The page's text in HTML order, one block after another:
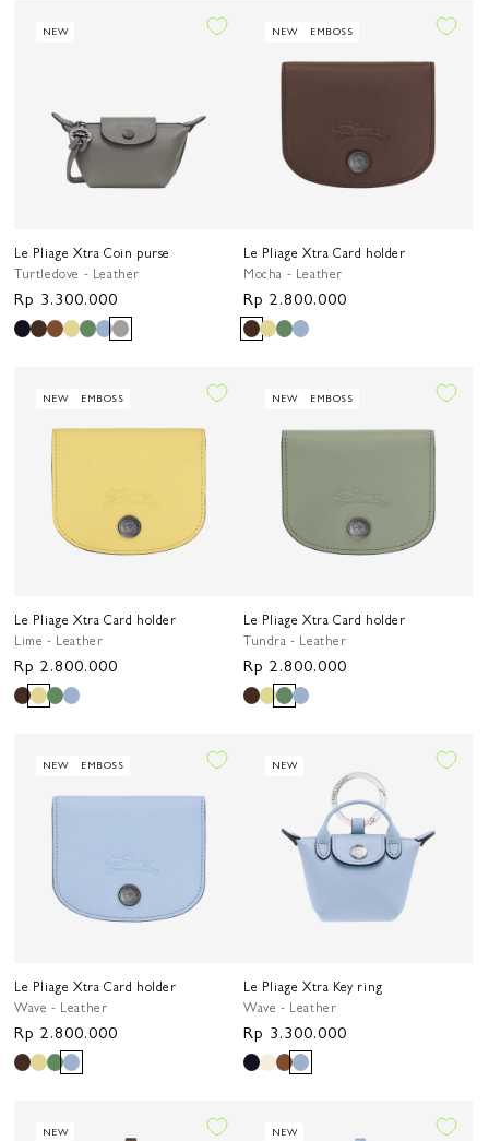
NEW
Le Pliage Xtra Coin purse
Turtledove - Leather
Harga
reguler
Rp 3.300.000
NEW EMBOSS
Le Pliage Xtra Card holder
Mocha - Leather
Harga
reguler
Rp 2.800.000
NEW EMBOSS
Le Pliage Xtra Card holder
Lime - Leather
Harga
reguler
Rp 2.800.000
NEW EMBOSS
Le Pliage Xtra Card holder
Tundra - Leather
Harga
reguler
Rp 2.800.000
NEW EMBOSS
Le Pliage Xtra Card holder
Wave - Leather
Harga
reguler
Rp 2.800.000
NEW
Le Pliage Xtra Key ring
Wave - Leather
Harga
reguler
Rp 3.300.000
NEW NEW